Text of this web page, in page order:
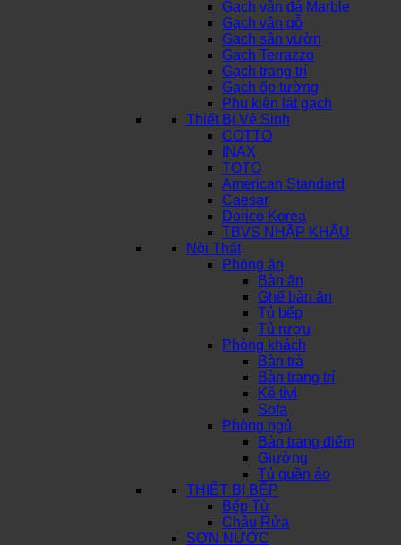
Gạch vân đá Marble
Gạch vân gỗ
Gạch sân vườn
Gạch Terrazzo
Gạch trang trí
Gạch ốp tường
Phụ kiện lát gạch
Thiết Bị Vệ Sinh
COTTO
INAX
TOTO
American Standard
Caesar
Dorico Korea
TBVS NHẬP KHẨU
Nội Thất
Phòng ăn
Bàn ăn
Ghế bàn ăn
Tủ bếp
Tủ rượu
Phòng khách
Bàn trà
Bàn trang trí
Kệ tivi
Sofa
Phòng ngủ
Bàn trang điểm
Giường
Tủ quần áo
THIẾT BỊ BẾP
Bếp Từ
Chậu Rửa
SƠN NƯỚC